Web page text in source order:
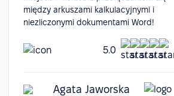
między arkuszami kalkulacyjnymi i
niezliczonymi dokumentami Word!
5.0
Agata Jaworska